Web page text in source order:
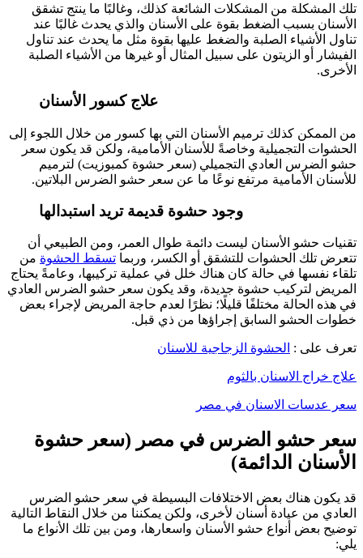
تلك المشكلة من المشكلات الشائعة كذلك، وغالبًا ما ينتج تشقق
الأسنان بسبب الضغط بقوة على الأسنان والذي يحدث غالبًا عند
تناول الأشياء الصلبة والضغط عليها بقوة مثل ما يحدث عند تناول
الفيشار أو الزيتون على سبيل المثال أو غيرها من الأشياء الصلبة
الأخرى.
علاج كسور الأسنان
من الممكن كذلك ترميم الأسنان التي بها كسور من خلال اللجوء إلى
الحشوات التجميلية وخاصةً للأسنان الأمامية، ولكن قد يكون سعر
حشو الضرس العادي التجميلي (سعر حشوة كمبوزيت) لترميم
للأسنان الأمامية مرتفع نوعًا ما عن سعر حشو الضرس البلاتين.
وجود حشوة قديمة تريد استبدالها
تقنيات حشو الأسنان ليست دائمة طوال العمر، ومن الطبيعي أن
تتعرض تلك الحشوات للتشقق أو الكسر، وربما تسقط الحشوة من
تلقاء نفسها في حالة كان هناك خلل في عملية تركيبها، وعامةً يحتاج
المريض لتركيب حشوة جديدة، وقد يكون سعر حشو الضرس العادي
في هذه الحالة مختلفًا قليلًا؛ نظرًا لعدم حاجة المريض لإجراء بعض
خطوات الحشو السابق إجراؤها من ذي قبل.
تعرف على : الحشوة الزجاجية للاسنان
علاج خراج الاسنان بالثوم
سعر عدسات الاسنان في مصر
سعر حشو الضرس في مصر (سعر حشوة
الأسنان الدائمة)
قد يكون هناك بعض الاختلافات البسيطة في سعر حشو الضرس
العادي من عيادة أسنان لأخرى، ولكن يمكننا من خلال النقاط التالية
توضيح بعض أنواع حشو الأسنان واسعارها، ومن بين تلك الأنواع ما
يلي: